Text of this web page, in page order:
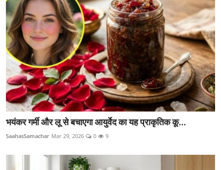
भयंकर गर्मी और लू से बचाएगा आयुर्वेद का यह प्राकृतिक कू...
SaahasSamachar Mar 29, 2026 0 9